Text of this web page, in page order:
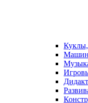
Куклы,